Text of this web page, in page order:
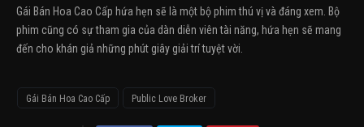
Gái Bán Hoa Cao Cấp hứa hẹn sẽ là một bộ phim thú vị và đáng xem. Bộ
phim cũng có sự tham gia của dàn diễn viên tài năng, hứa hẹn sẽ mang
đến cho khán giả những phút giây giải trí tuyệt vời.
Gái Bán Hoa Cao Cấp Public Love Broker